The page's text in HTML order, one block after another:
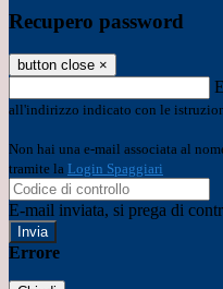
Recupero password
button close ×
all'indirizzo indicato con le
Non hai una e-mail associata al
tramite la Login Spaggiari
E-mail inviata, si prega di
Errore